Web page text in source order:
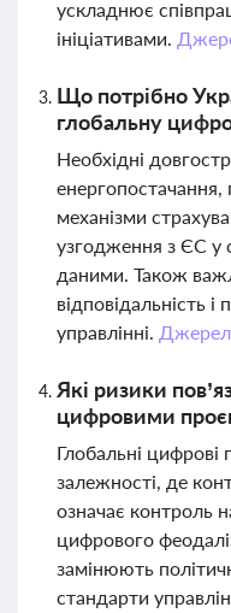
ускладнює
ініціативами.
Що потрібно
глобальну
Необхідні
енергопостачання,
механізми
узгодження з ЄС у
даними. Також
відповідальність
управлінні.
Які ризики
цифровими
Глобальні
залежності, де
означає контроль
цифрового
замінюють
стандарти